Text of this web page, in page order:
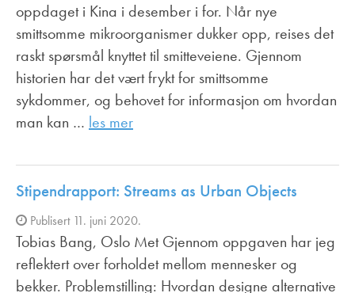
oppdaget i Kina i desember i for. Når nye
smittsomme mikroorganismer dukker opp, reises det
raskt spørsmål knyttet til smitteveiene. Gjennom
historien har det vært frykt for smittsomme
sykdommer, og behovet for informasjon om hvordan
man kan … les mer
Stipendrapport: Streams as Urban Objects
Publisert 11. juni 2020.
Tobias Bang, Oslo Met Gjennom oppgaven har jeg
reflektert over forholdet mellom mennesker og
bekker. Problemstilling: Hvordan designe alternative